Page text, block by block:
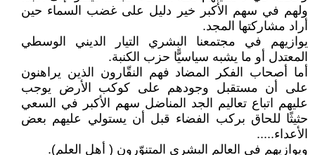
ولهم في سهم الأكبر خير دليل على غضب السماء حين
أراد مشاركتها المجد.
يوازيهم في مجتمعنا البشري التيار الديني الوسطي
المعتدل أو ما يشبه سياسيًّا حزب الكنبة.
أما أصحاب الفكر المضاد فهم النقّارون الذين يراهنون
على أن مستقبل وجودهم على كوكب الأرض يوجب
عليهم اتباع تعاليم الجد المناضل سهم الأكبر في السعي
حثيثًا للحاق بركب الفضاء قبل أن يستولي عليهم بعض
الأعداء.....
ويوازيهم في العالم البشري المتنوّرون ( أهل العلم).